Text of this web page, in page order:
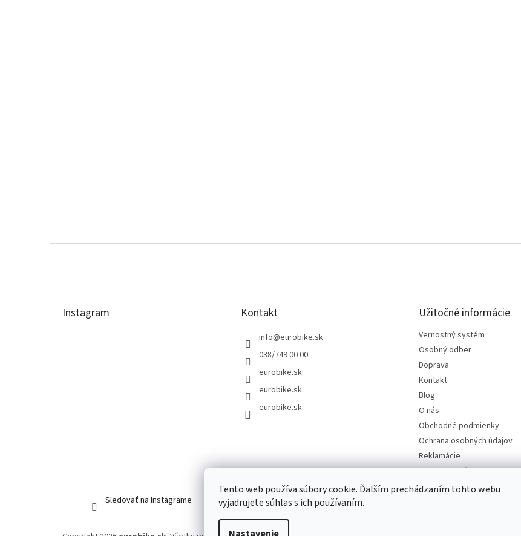
Tento web používa súbory cookie. Ďalším prechádzaním tohto webu
vyjadrujete súhlas s ich používaním.
Instagram
Sledovať na Instagrame
Kontakt
info@eurobike.sk
038/749 00 00
eurobike.sk
eurobike.sk
eurobike.sk
Užitočné informácie
Vernostný systém
Osobný odber
Doprava
Kontakt
Blog
O nás
Obchodné podmienky
Ochrana osobných údajov
Reklamácie
Moja objednávka
Odstúpenie od kúpnej zmluvy